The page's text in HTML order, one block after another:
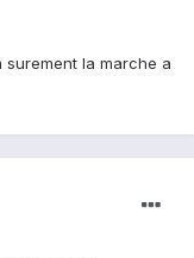
la marche a